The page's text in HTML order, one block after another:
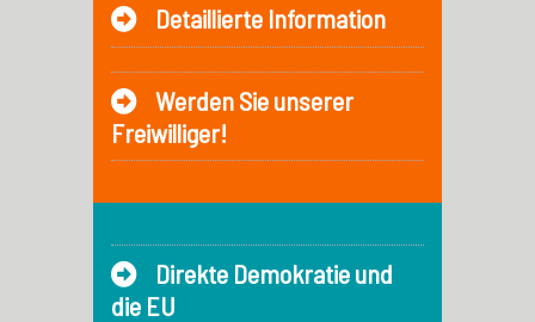
Detaillierte Information
Werden Sie unserer
Freiwilliger!
Direkte Demokratie und
die EU